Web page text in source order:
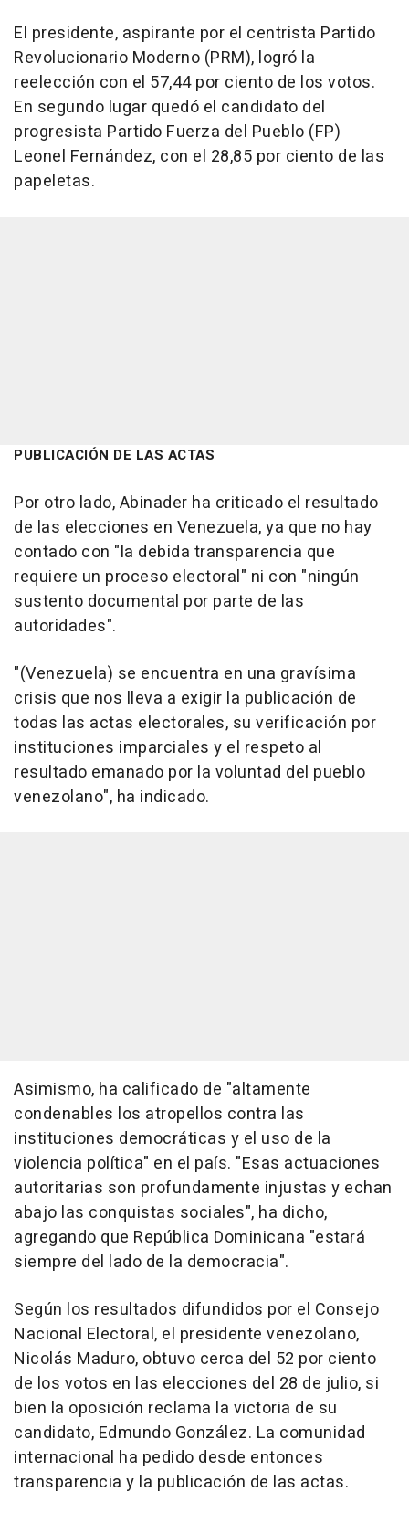
El presidente, aspirante por el centrista Partido
Revolucionario Moderno (PRM), logró la
reelección con el 57,44 por ciento de los votos.
En segundo lugar quedó el candidato del
progresista Partido Fuerza del Pueblo (FP)
Leonel Fernández, con el 28,85 por ciento de las
papeletas.
PUBLICACIÓN DE LAS ACTAS
Por otro lado, Abinader ha criticado el resultado
de las elecciones en Venezuela, ya que no hay
contado con "la debida transparencia que
requiere un proceso electoral" ni con "ningún
sustento documental por parte de las
autoridades".
"(Venezuela) se encuentra en una gravísima
crisis que nos lleva a exigir la publicación de
todas las actas electorales, su verificación por
instituciones imparciales y el respeto al
resultado emanado por la voluntad del pueblo
venezolano", ha indicado.
Asimismo, ha calificado de "altamente
condenables los atropellos contra las
instituciones democráticas y el uso de la
violencia política" en el país. "Esas actuaciones
autoritarias son profundamente injustas y echan
abajo las conquistas sociales", ha dicho,
agregando que República Dominicana "estará
siempre del lado de la democracia".
Según los resultados difundidos por el Consejo
Nacional Electoral, el presidente venezolano,
Nicolás Maduro, obtuvo cerca del 52 por ciento
de los votos en las elecciones del 28 de julio, si
bien la oposición reclama la victoria de su
candidato, Edmundo González. La comunidad
internacional ha pedido desde entonces
transparencia y la publicación de las actas.